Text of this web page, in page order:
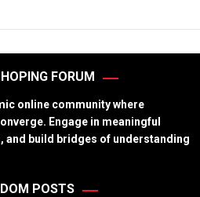
FORUM
online community where
Engage in meaningful
and build bridges of understanding
POSTS